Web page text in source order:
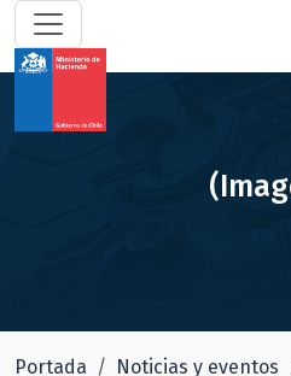
Portada Noticias y eventos